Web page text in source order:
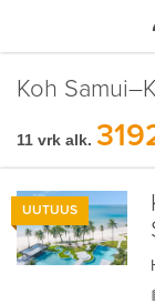
Koh
11 vrk alk.
UUTUUS